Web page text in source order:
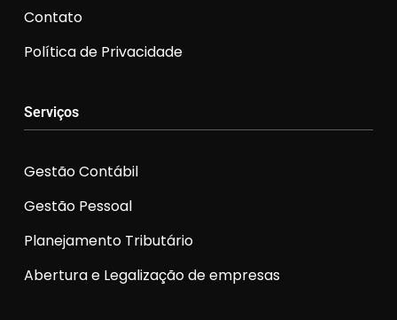
Contato
Política de Privacidade
Serviços
Gestão Contábil
Gestão Pessoal
Planejamento Tributário
Abertura e Legalização de empresas